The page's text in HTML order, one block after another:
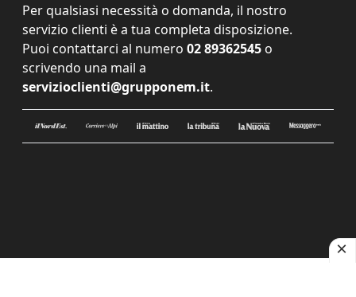
Per qualsiasi necessità o domanda, il nostro
servizio clienti è a tua completa disposizione.
Puoi contattarci al numero 02 89362545 o
scrivendo una mail a
servizioclienti@grupponem.it.